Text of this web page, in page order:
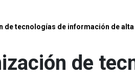
de tecnologías de información de
de